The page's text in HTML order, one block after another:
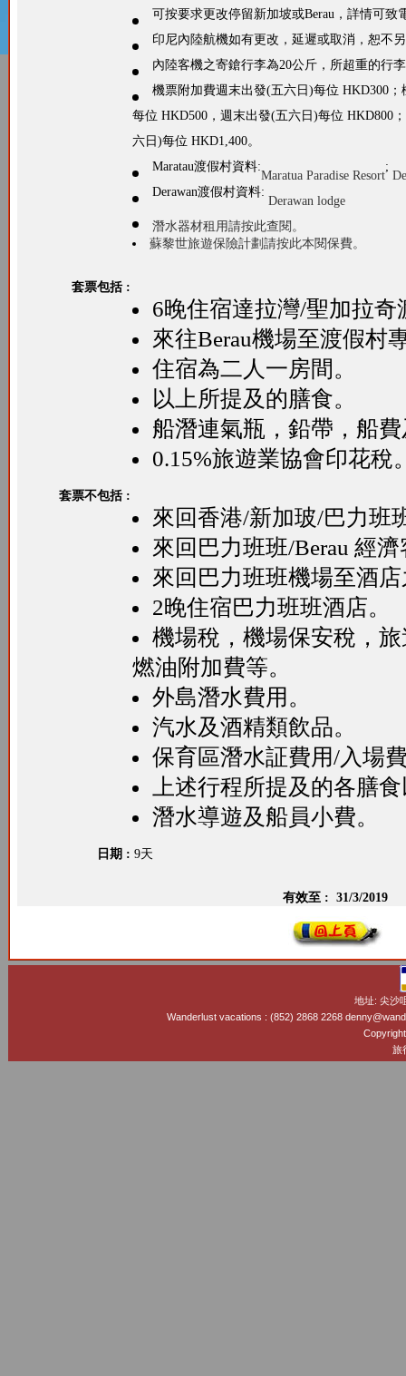
可按要求更改停留新加坡或Berau，詳情可致
印尼內陸航機如有更改，延遲或取消，恕不
內陸客機之寄鎗行李為20公斤，所超重的行
機票附加費週末出發(五六日)每位 HKD300
每位 HKD500，週末出發(五六日)每位 HKD800
六日)每位 HKD1,400。
Maratau渡假村資料:Maratua Paradise Resort;
Derawan渡假村資料: Derawan lodge
潛水器材租用請按此查閱。
蘇黎世旅遊保險計劃請按此本閱保費。
套票包括 :
6晚住宿達拉灣/聖加拉奇
來往Berau機場至渡假村
住宿為二人一房間。
以上所提及的膳食。
船潛連氣瓶，鉛帶，船
0.15%旅遊業協會印花稅
套票不包括 :
來回香港/新加玻/巴力班
來回巴力班班/Berau 經
來回巴力班班機場至酒
2晚住宿巴力班班酒店。
機場稅，機場保安稅，
燃油附加費等。
外島潛水費用。
汽水及酒精類飲品。
保育區潛水証費用/入場
上述行程所提及的各膳
潛水導遊及船員小費。
日期 : 9天
有效至 : 31/3/2019
地址: 尖沙
Wanderlust vacations : (852) 2868 2268
旅